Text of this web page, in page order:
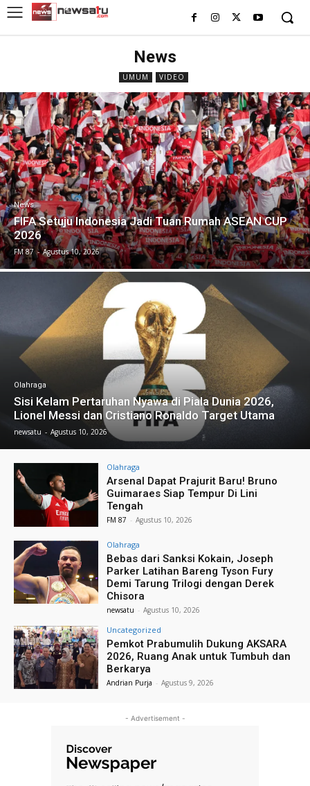
News
UMUM VIDEO
News
FIFA Setuju Indonesia Jadi Tuan Rumah ASEAN CUP
2026
FM 87 - Agustus 10, 2026
Olahraga
Sisi Kelam Pertaruhan Nyawa di Piala Dunia 2026,
Lionel Messi dan Cristiano Ronaldo Target Utama
newsatu - Agustus 10, 2026
Olahraga
Arsenal Dapat Prajurit Baru! Bruno
Guimaraes Siap Tempur Di Lini
Tengah
FM 87 - Agustus 10, 2026
Olahraga
Bebas dari Sanksi Kokain, Joseph
Parker Latihan Bareng Tyson Fury
Demi Tarung Trilogi dengan Derek
Chisora
newsatu - Agustus 10, 2026
Uncategorized
Pemkot Prabumulih Dukung AKSARA
2026, Ruang Anak untuk Tumbuh dan
Berkarya
Andrian Purja - Agustus 9, 2026
- Advertisement -